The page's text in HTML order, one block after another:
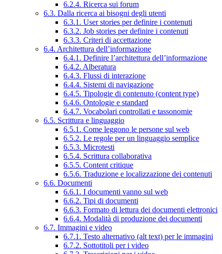
6.2.4. Ricerca sui forum
6.3. Dalla ricerca ai bisogni degli utenti
6.3.1. User stories per definire i contenuti
6.3.2. Job stories per definire i contenuti
6.3.3. Criteri di accettazione
6.4. Architettura dell’informazione
6.4.1. Definire l’architettura dell’informazione
6.4.2. Alberatura
6.4.3. Flussi di interazione
6.4.4. Sistemi di navigazione
6.4.5. Tipologie di contenuto (content type)
6.4.6. Ontologie e standard
6.4.7. Vocabolari controllati e tassonomie
6.5. Scrittura e linguaggio
6.5.1. Come leggono le persone sul web
6.5.2. Le regole per un linguaggio semplice
6.5.3. Microtesti
6.5.4. Scrittura collaborativa
6.5.5. Content critique
6.5.6. Traduzione e localizzazione dei contenuti
6.6. Documenti
6.6.1. I documenti vanno sul web
6.6.2. Tipi di documenti
6.6.3. Formato di lettura dei documenti elettronici
6.6.4. Modalità di produzione dei documenti
6.7. Immagini e video
6.7.1. Testo alternativo (alt text) per le immagini
6.7.2. Sottotitoli per i video